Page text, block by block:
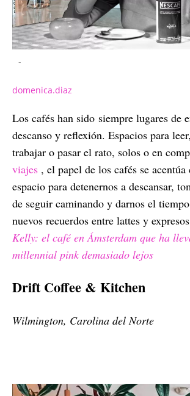
-
domenica.diaz
Los cafés han sido siempre lugares de
descanso y reflexión. Espacios para
trabajar o pasar el rato, solos o en
viajes , el papel de los cafés se
espacio para detenernos a descansar,
de seguir caminando y darnos el
nuevos recuerdos entre lattes y
Kelly: el café en Ámsterdam que ha
millennial pink demasiado lejos
Drift Coffee & Kitchen
Wilmington, Carolina del Norte